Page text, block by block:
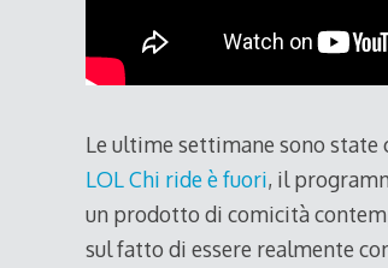
Le ultime settimane sono
LOL Chi ride è fuori, il
un prodotto di comicità
sul fatto di essere realmente